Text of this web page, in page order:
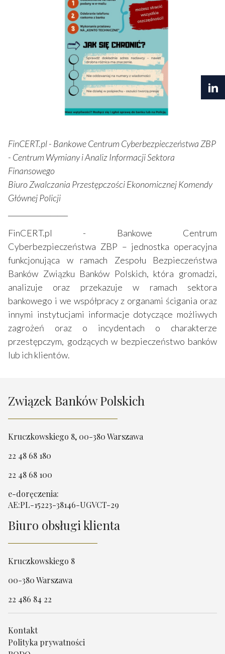
FinCERT.pl - Bankowe Centrum Cyberbezpieczeństwa ZBP
- Centrum Wymiany i Analiz Informacji Sektora
Finansowego
Biuro Zwalczania Przestępczości Ekonomicznej Komendy
Głównej Policji
FinCERT.pl - Bankowe Centrum
Cyberbezpieczeństwa ZBP – jednostka operacyjna
funkcjonująca w ramach Zespołu Bezpieczeństwa
Banków Związku Banków Polskich, która gromadzi,
analizuje oraz przekazuje w ramach sektora
bankowego i we współpracy z organami ścigania oraz
innymi instytucjami informacje dotyczące możliwych
zagrożeń oraz o incydentach o charakterze
przestępczym, godzących w bezpieczeństwo banków
lub ich klientów.
Związek Banków Polskich
Kruczkowskiego 8, 00-380 Warszawa
22 48 68 180
22 48 68 100
e-doręczenia:
AE:PL-15223-38146-UGVCT-29
Biuro obsługi klienta
Kruczkowskiego 8
00-380 Warszawa
22 486 84 22
Kontakt
Polityka prywatności